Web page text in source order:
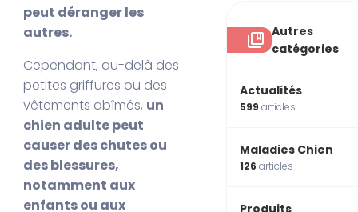
peut déranger les
autres.
Cependant, au-delà des
petites griffures ou des
vêtements abîmés, un
chien adulte peut
causer des chutes ou
des blessures,
notamment aux
enfants ou aux
Autres
catégories
Actualités
599articles
Maladies Chien
126articles
Produits